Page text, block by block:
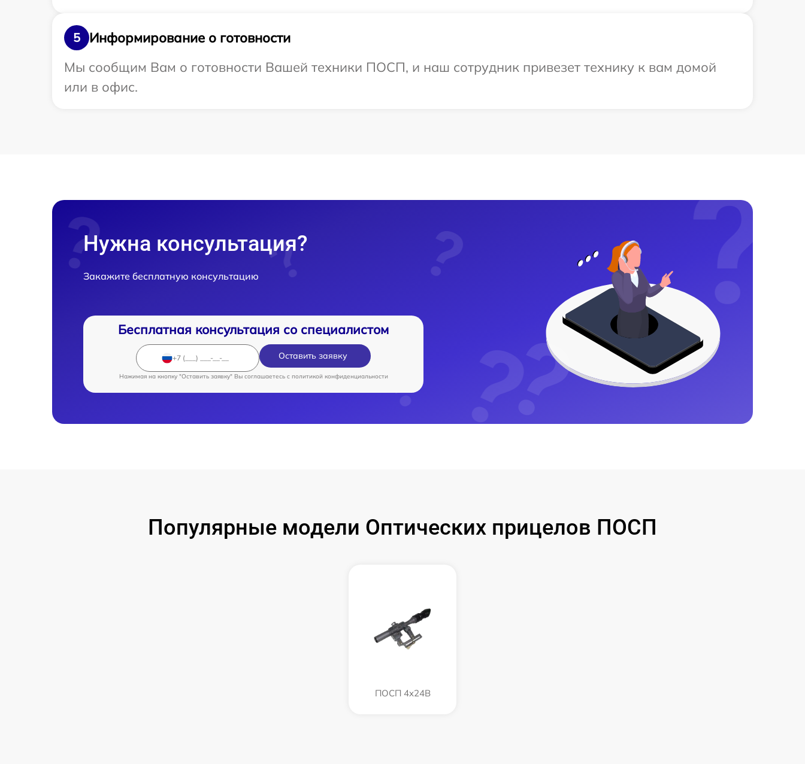
5
Информирование о готовности
Мы сообщим Вам о готовности Вашей техники ПОСП, и наш сотрудник привезет технику к вам домой
или в офис.
Нужна консультация?
Закажите бесплатную консультацию
Бесплатная консультация со специалистом
Оставить заявку
Нажимая на кнопку "Оставить заявку" Вы соглашаетесь c политикой конфиденциальности
Популярные модели Оптических прицелов ПОСП
ПОСП 4x24B